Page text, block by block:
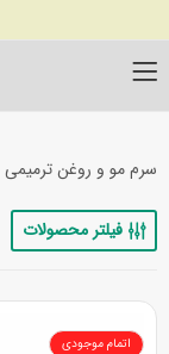
سرم مو و روغن ترمیمی
فیلتر محصولات
اتمام موجودی